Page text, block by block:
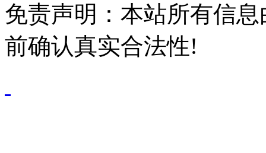
免责声明：本站所有信
前确认真实合法性!